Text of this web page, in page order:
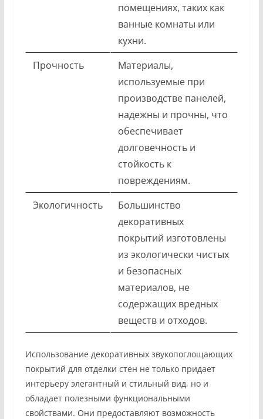
помещениях, таких как
ванные комнаты или
кухни.
Прочность
Материалы,
используемые при
производстве панелей,
надежны и прочны, что
обеспечивает
долговечность и
стойкость к
повреждениям.
Экологичность
Большинство
декоративных
покрытий изготовлены
из экологически чистых
и безопасных
материалов, не
содержащих вредных
веществ и отходов.
Использование декоративных звукопоглощающих
покрытий для отделки стен не только придает
интерьеру элегантный и стильный вид, но и
обладает полезными функциональными
свойствами. Они предоставляют возможность